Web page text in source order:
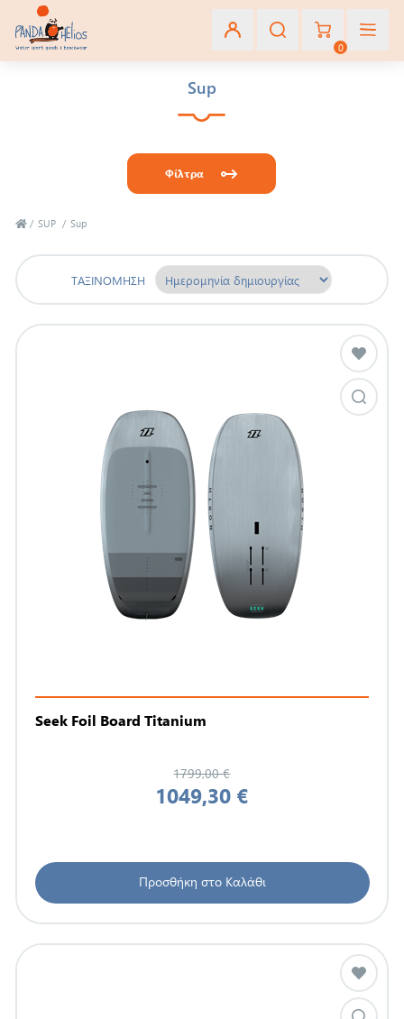
Εγγραφή
Σύνδεση
Αγαπημένα(0)
0
Sup
Φίλτρα
/ SUP / Sup
ΤΑΞΙΝΌΜΗΣΗ
Seek Foil Board Titanium
1799,00 €
1049,30 €
Προσθήκη στο Καλάθι